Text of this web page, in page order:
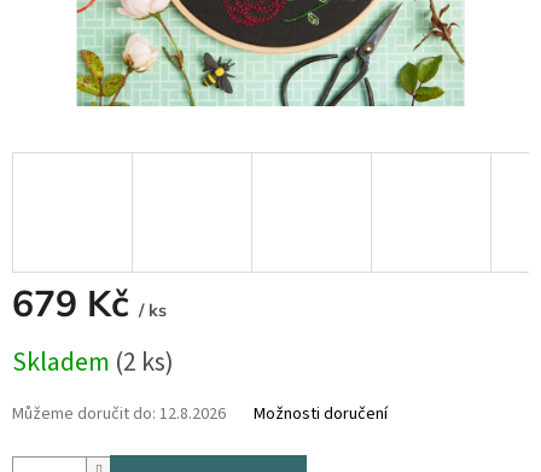
679 Kč / ks
cena:
Skladem (2 ks)
Můžeme doručit do: 12.8.2026 Možnosti doručení